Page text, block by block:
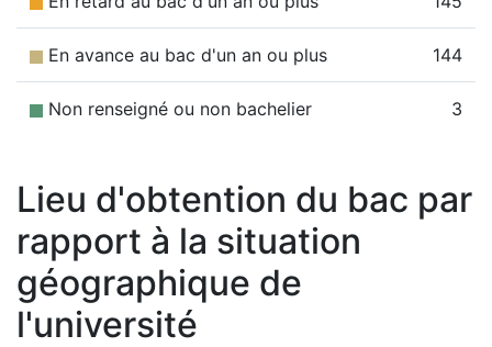
En avance au bac d'un an ou plus 144
Non renseigné ou non bachelier 3
Lieu d'obtention du bac par
rapport à la situation
géographique de
l'université